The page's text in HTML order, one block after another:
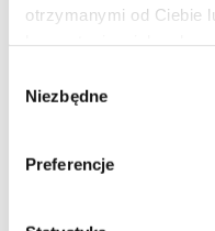
otrzymanymi od Ciebie
zgody
Niezbędne
Preferencje
DIABEŁ
Emily i Nigela Meryl Streep,
Tucci powracają na
eleganckich biur magazynu
całe pokolenie.